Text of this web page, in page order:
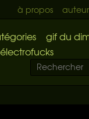
à propos
gif du
électrofucks